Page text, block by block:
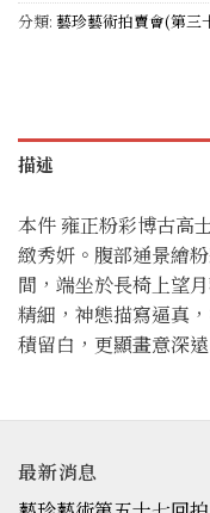
分類: 藝珍藝術拍賣會(第三
描述
本件 雍正粉彩博古高
緻秀妍。腹部通景繪
間，端坐於長椅上望
精細，神態描寫逼真
積留白，更顯畫意深
最新消息